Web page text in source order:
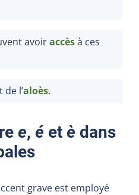
avoiraccèsà ces
l’aloès.
e, é et è dans
grave est employé